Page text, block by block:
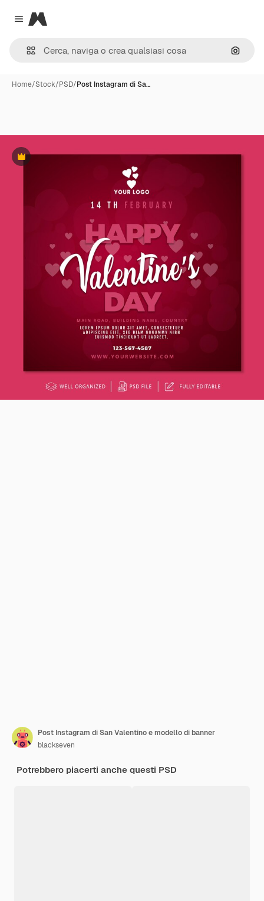
Close menu
Magnific
Cerca
Home/Stock/PSD/Post Instagram di Sa…
Premium
Post Instagram di San Valentino e modello di banner
blackseven
Potrebbero piacerti anche questi PSD